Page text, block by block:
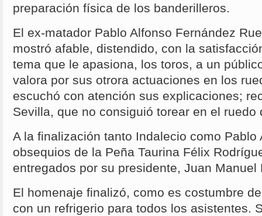
preparación física de los banderilleros.
El ex-matador Pablo Alfonso Fernández
mostró afable, distendido, con la
tema que le apasiona, los toros, a un
valora por sus otrora actuaciones en los
escuchó con atención sus explicaciones;
Sevilla, que no consiguió torear en el ruedo
A la finalización tanto Indalecio como Pablo
obsequios de la Peña Taurina Félix
entregados por su presidente, Juan Manuel
El homenaje finalizó, como es costumbre
con un refrigerio para todos los asistentes.